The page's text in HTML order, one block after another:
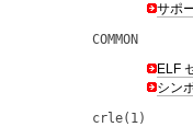
サポ
COMMON
ELF
シン
crle(1)